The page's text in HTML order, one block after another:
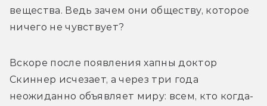
вещества. Ведь зачем они обществу, которое
ничего не чувствует?
Вскоре после появления хапны доктор
Скиннер исчезает, а через три года
неожиданно объявляет миру: всем, кто когда-